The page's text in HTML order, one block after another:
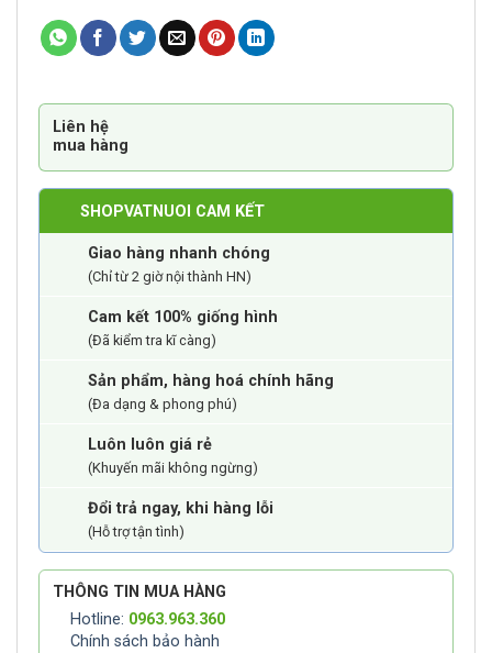
FS
số
Liên hệ
mua hàng
SHOPVATNUOI CAM KẾT
Giao hàng nhanh chóng
(Chỉ từ 2 giờ nội thành HN)
Cam kết 100% giống hình
(Đã kiểm tra kĩ càng)
Sản phẩm, hàng hoá chính hãng
(Đa dạng & phong phú)
Luôn luôn giá rẻ
(Khuyến mãi không ngừng)
Đổi trả ngay, khi hàng lỗi
(Hỗ trợ tận tình)
THÔNG TIN MUA HÀNG
Hotline: 0963.963.360
Chính sách bảo hành